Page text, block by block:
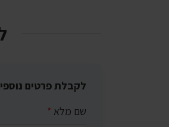
לקבלת פרטים
שם מלא *